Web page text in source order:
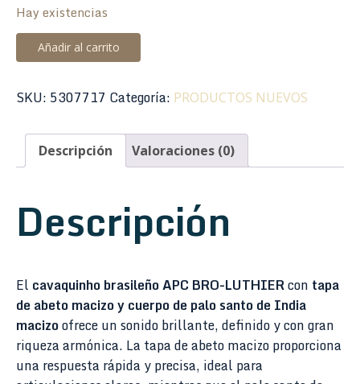
Hay existencias
Cavaquinho
Brasileiro
BRO-
cantidad
Añadir al carrito
SKU: 5307717 Categoría: PRODUCTOS NUEVOS
Descripción Valoraciones (0)
Descripción
El cavaquinho brasileño APC BRO-LUTHIERcon tapa
de abeto macizo y cuerpo de palo santo de India
macizoofrece un sonido brillante, definido y con gran
riqueza armónica. La tapa de abeto macizo proporciona
una respuesta rápida y precisa, ideal para